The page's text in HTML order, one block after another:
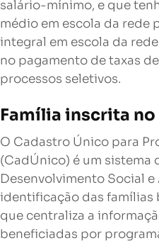
salário-mínimo, e que
médio em escola da rede
integral em escola da
no pagamento de taxas
processos seletivos.
Família inscrita
O Cadastro Único para
(CadÚnico) é um sistema
Desenvolvimento Social
identificação das famílias
que centraliza a
beneficiadas por